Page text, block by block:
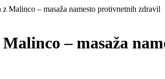
z Malinco – masaža namesto protivnetnih zdravil
– masaža